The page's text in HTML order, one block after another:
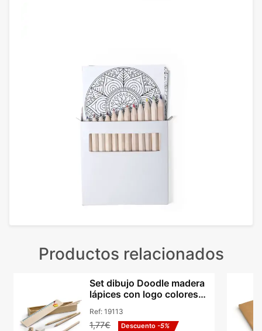
Productos relacionados
Set dibujo Doodle madera
lápices con logo colores
Ref: 19113
1,77€ Descuento -5%